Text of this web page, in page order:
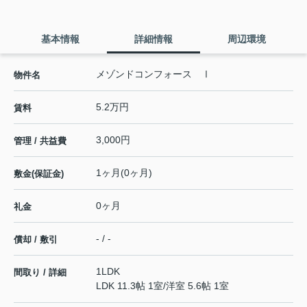
基本情報 詳細情報 周辺環境
物件名 メゾンドコンフォース Ⅰ
賃料 5.2万円
管理 / 共益費 3,000円
敷金(保証金) 1ヶ月(0ヶ月)
礼金 0ヶ月
償却 / 敷引 - / -
間取り / 詳細
1LDK
LDK 11.3帖 1室/洋室 5.6帖 1室